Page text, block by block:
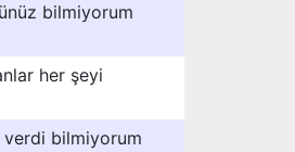
bilmiyorum
her şeyi
verdi bilmiyorum